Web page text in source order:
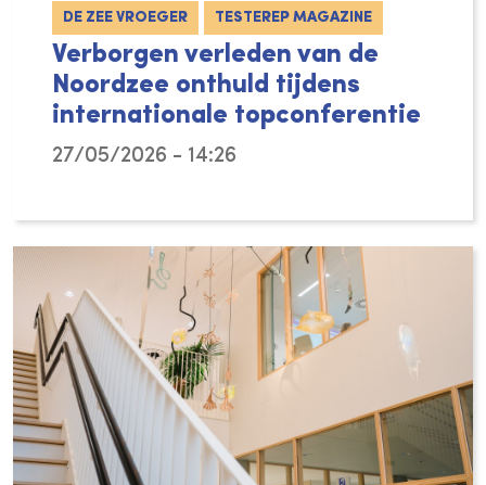
DE ZEE VROEGER TESTEREP MAGAZINE
Verborgen verleden van de
Noordzee onthuld tijdens
internationale topconferentie
27/05/2026 - 14:26